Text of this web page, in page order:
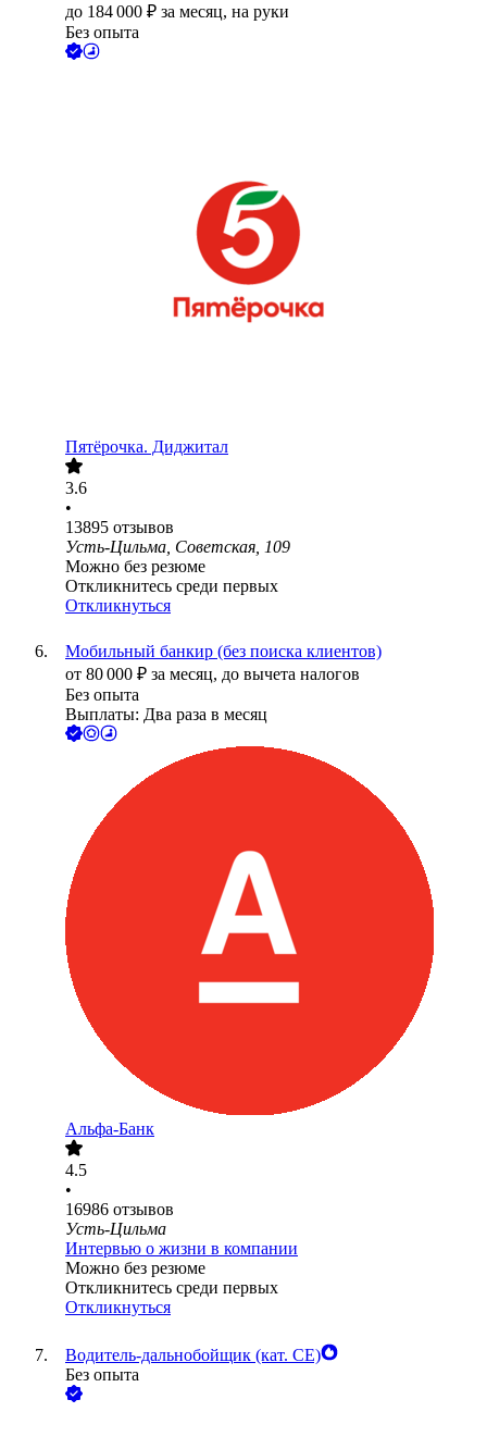
до 184 000 ₽ за месяц, на руки
Без опыта
Пятёрочка. Диджитал
3.6
•
13895 отзывов
Усть-Цильма, Советская, 109
Можно без резюме
Откликнитесь среди первых
Откликнуться
Мобильный банкир (без поиска клиентов)
от 80 000 ₽ за месяц, до вычета налогов
Без опыта
Выплаты: Два раза в месяц
Альфа-Банк
4.5
•
16986 отзывов
Усть-Цильма
Интервью о жизни в компании
Можно без резюме
Откликнитесь среди первых
Откликнуться
Водитель-дальнобойщик (кат. CE)
Без опыта